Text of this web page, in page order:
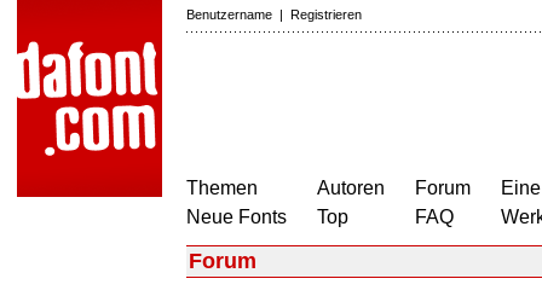
Benutzername | Registrieren
Themen
Neue Fonts
Autoren
Top
Forum
FAQ
Forum